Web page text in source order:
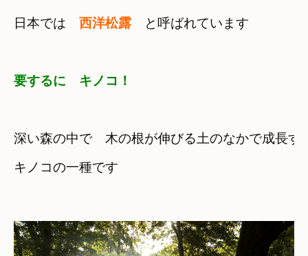
日本では 西洋松露 と呼ばれています
要するに　キノコ！
深い森の中で　木の根が伸びる土のなかで成長す
キノコの一種です